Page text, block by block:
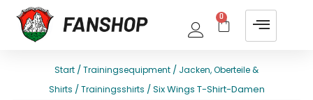
0
Start /Trainingsequipment / Jacken, Oberteile &
Shirts /Trainingsshirts / Six Wings T-Shirt-Damen